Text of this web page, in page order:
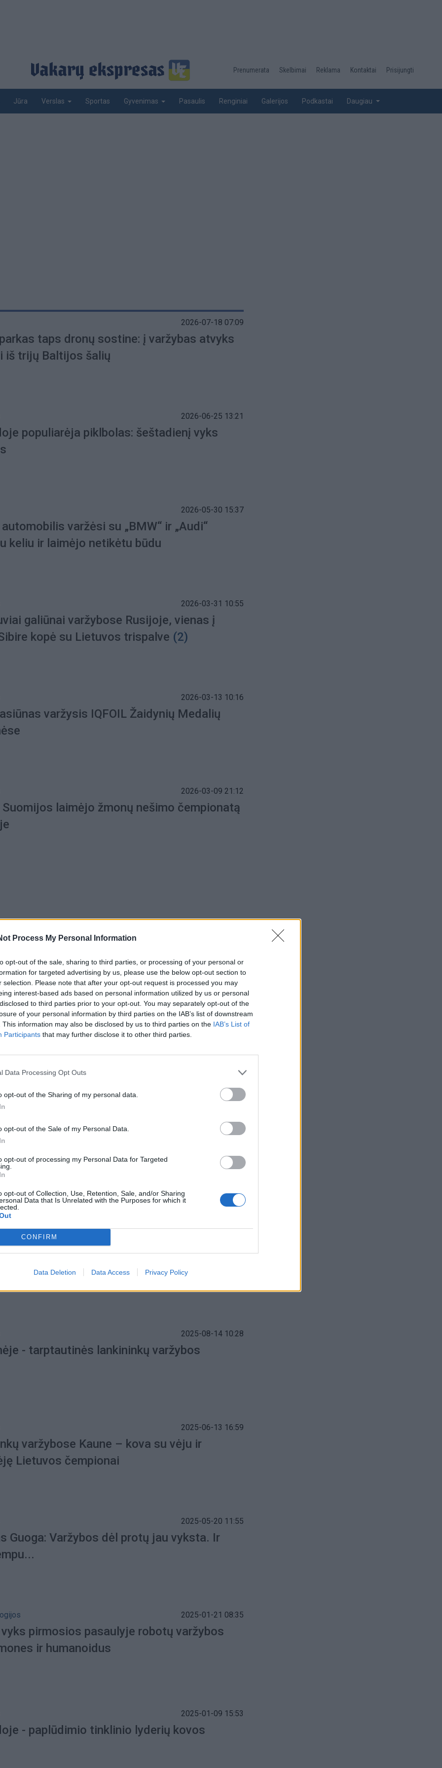
Process My Personal Information
opt-out of the sale, sharing to third parties, or processing of your personal or
for targeted advertising by us, please use the below opt-out section to
selection. Please note that after your opt-out request is processed you may
interest-based ads based on personal information utilized by us or personal
to third parties prior to your opt-out. You may separately opt-out of the
of your personal information by third parties on the IAB’s list of downstream
This information may also be disclosed by us to third parties on the IAB’s List of
Participants that may further disclose it to other third parties.
Data Processing Opt Outs
opt-out of the Sharing of my personal data.
opt-out of the Sale of my Personal Data.
opt-out of processing my Personal Data for Targeted
opt-out of Collection, Use, Retention, Sale, and/or Sharing
Data that Is Unrelated with the Purposes for which it
CONFIRM
Data Deletion Data Access Privacy Policy
Desktop
top
Prenumerata Skelbimai Reklama Kontaktai Prisijungti
Jūra Verslas Sportas Gyvenimas Pasaulis Renginiai Galerijos Podkastai Daugiau
2026-07-18 07:09
taps dronų sostine: į varžybas atvyks
iš trijų Baltijos šalių
2026-06-25 13:21
populiarėja piklbolas: šeštadienį vyks
2026-05-30 15:37
varžėsi su „BMW“ ir „Audi“
keliu ir laimėjo netikėtu būdu
2026-03-31 10:55
galiūnai varžybose Rusijoje, vienas į
kopė su Lietuvos trispalve (2)
2026-03-13 10:16
varžysis IQFOIL Žaidynių Medalių
2026-03-09 21:12
Suomijos laimėjo žmonų nešimo čempionatą
2026“: didįjį žiemos prizą iškovojo
Gudonio ir žirgo Brave Sensation duetas
2025 metų Lietuvos medžio varžytuvės
2025-08-14 10:28
- tarptautinės lankininkų varžybos
2025-06-13 16:59
varžybose Kaune – kova su vėju ir
Lietuvos čempionai
2025-05-20 11:55
Guoga: Varžybos dėl protų jau vyksta. Ir
2025-01-21 08:35
vyks pirmosios pasaulyje robotų varžybos
ir humanoidus
2025-01-09 15:53
- paplūdimio tinklinio lyderių kovos